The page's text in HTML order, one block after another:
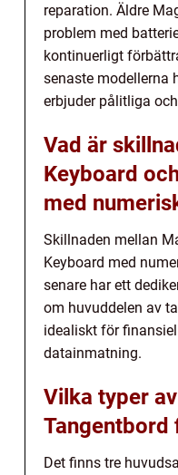
reparation. Äldre
problem med
kontinuerligt
senaste modellerna
erbjuder pålitliga
Vad är
Keyboard
med
Skillnaden mellan
Keyboard med
senare har ett
om huvuddelen av
idealiskt för
datainmatning.
Vilka typer
Tangentbord
Det finns tre